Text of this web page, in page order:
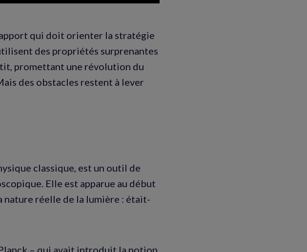
qui doit orienter la stratégie
des propriétés surprenantes
promettant une révolution du
des obstacles restent à lever
classique, est un outil de
Elle est apparue au début
nature réelle de la lumière : était-
– qui avait introduit la notion